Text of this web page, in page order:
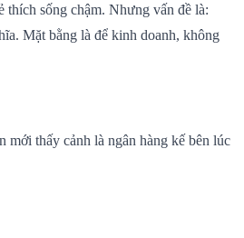
thích sống chậm. Nhưng vấn đề là:
Mặt bằng là để kinh doanh, không
thấy cảnh là ngân hàng kế bên lúc